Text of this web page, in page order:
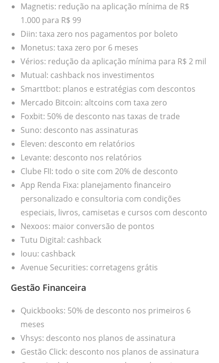
Magnetis: redução na aplicação mínima de R$
1.000 para R$ 99
Diin: taxa zero nos pagamentos por boleto
Monetus: taxa zero por 6 meses
Vérios: redução da aplicação mínima para R$ 2 mil
Mutual: cashback nos investimentos
Smarttbot: planos e estratégias com descontos
Mercado Bitcoin: altcoins com taxa zero
Foxbit: 50% de desconto nas taxas de trade
Suno: desconto nas assinaturas
Eleven: desconto em relatórios
Levante: desconto nos relatórios
Clube FII: todo o site com 20% de desconto
App Renda Fixa: planejamento financeiro
personalizado e consultoria com condições
especiais, livros, camisetas e cursos com desconto
Nexoos: maior conversão de pontos
Tutu Digital: cashback
Iouu: cashback
Avenue Securities: corretagens grátis
Gestão Financeira
Quickbooks: 50% de desconto nos primeiros 6
meses
Vhsys: desconto nos planos de assinatura
Gestão Click: desconto nos planos de assinatura